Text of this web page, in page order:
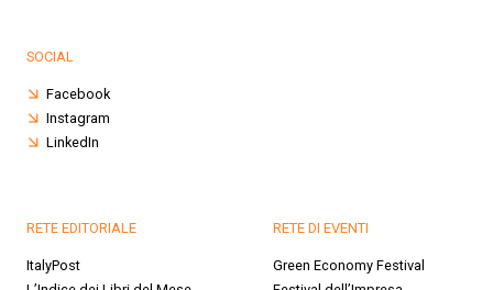
SOCIAL
Facebook
Instagram
LinkedIn
RETE EDITORIALE
ItalyPost
RETE DI EVENTI
Green Economy Festival